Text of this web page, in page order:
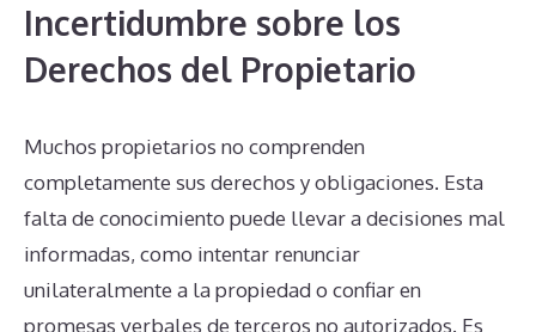
Incertidumbre sobre los
Derechos del Propietario
Muchos propietarios no comprenden
completamente sus derechos y obligaciones. Esta
falta de conocimiento puede llevar a decisiones mal
informadas, como intentar renunciar
unilateralmente a la propiedad o confiar en
promesas verbales de terceros no autorizados. Es